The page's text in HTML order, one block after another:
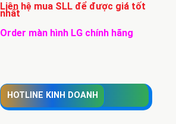
Liên hệ mua SLL để được giá tốt
nhất
Order màn hình LG chính hãng
HOTLINE KINH DOANH